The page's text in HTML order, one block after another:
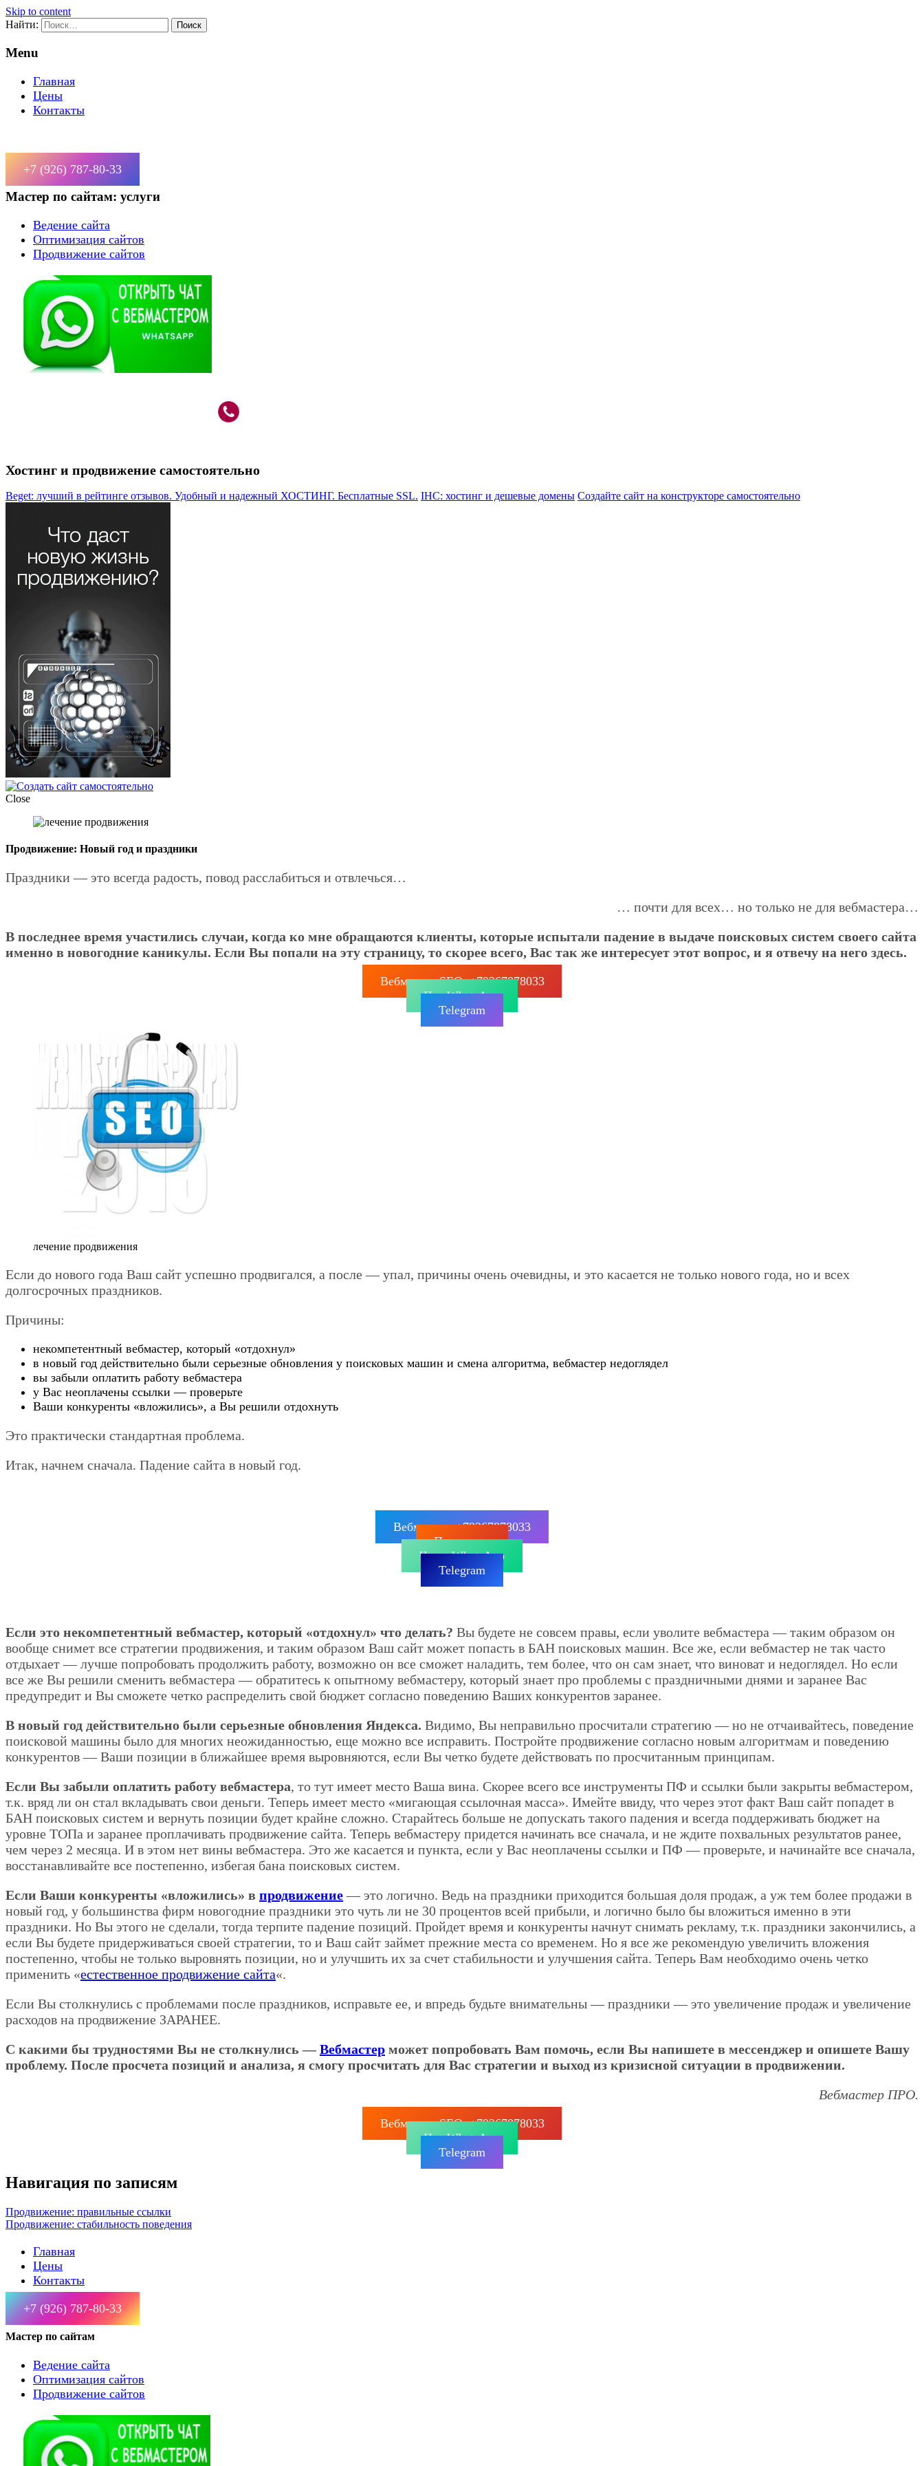
Skip to content
Найти:
Menu
Главная
Цены
Контакты
+7 (926) 787-80-33
Мастер по сайтам: услуги
Ведение сайта
Оптимизация сайтов
Продвижение сайтов
Хостинг и продвижение самостоятельно
Beget: лучший в рейтинге отзывов. Удобный и надежный ХОСТИНГ. Бесплатные SSL. IHC: хостинг и дешевые домены Создайте сайт на конструкторе самостоятельно
Close
Продвижение: Новый год и праздники
Праздники — это всегда радость, повод расслабиться и отвлечься…
… почти для всех… но только не для вебмастера…
В последнее время участились случаи, когда ко мне обращаются клиенты, которые испытали падение в выдаче поисковых систем своего сайта
именно в новогодние каникулы. Если Вы попали на эту страницу, то скорее всего, Вас так же интересует этот вопрос, и я отвечу на него здесь.
Вебмастер SEO: +79267878033
Чат WhatsApp
Telegram
лечение продвижения
Если до нового года Ваш сайт успешно продвигался, а после — упал, причины очень очевидны, и это касается не только нового года, но и всех
долгосрочных праздников.
Причины:
некомпетентный вебмастер, который «отдохнул»
в новый год действительно были серьезные обновления у поисковых машин и смена алгоритма, вебмастер недоглядел
вы забыли оплатить работу вебмастера
у Вас неоплачены ссылки — проверьте
Ваши конкуренты «вложились», а Вы решили отдохнуть
Это практически стандартная проблема.
Итак, начнем сначала. Падение сайта в новый год.
Вебмастер: +79267878033
Позвонить
Чат в WhatsApp
Telegram
Если это некомпетентный вебмастер, который «отдохнул» что делать? Вы будете не совсем правы, если уволите вебмастера — таким образом он
вообще снимет все стратегии продвижения, и таким образом Ваш сайт может попасть в БАН поисковых машин. Все же, если вебмастер не так часто
отдыхает — лучше попробовать продолжить работу, возможно он все сможет наладить, тем более, что он сам знает, что виноват и недоглядел. Но если
все же Вы решили сменить вебмастера — обратитесь к опытному вебмастеру, который знает про проблемы с праздничными днями и заранее Вас
предупредит и Вы сможете четко распределить свой бюджет согласно поведению Ваших конкурентов заранее.
В новый год действительно были серьезные обновления Яндекса. Видимо, Вы неправильно просчитали стратегию — но не отчаивайтесь, поведение
поисковой машины было для многих неожиданностью, еще можно все исправить. Постройте продвижение согласно новым алгоритмам и поведению
конкурентов — Ваши позиции в ближайшее время выровняются, если Вы четко будете действовать по просчитанным принципам.
Если Вы забыли оплатить работу вебмастера, то тут имеет место Ваша вина. Скорее всего все инструменты ПФ и ссылки были закрыты вебмастером,
т.к. вряд ли он стал вкладывать свои деньги. Теперь имеет место «мигающая ссылочная масса». Имейте ввиду, что через этот факт Ваш сайт попадет в
БАН поисковых систем и вернуть позиции будет крайне сложно. Старайтесь больше не допускать такого падения и всегда поддерживать бюджет на
уровне ТОПа и заранее проплачивать продвижение сайта. Теперь вебмастеру придется начинать все сначала, и не ждите похвальных результатов ранее,
чем через 2 месяца. И в этом нет вины вебмастера. Это же касается и пункта, если у Вас неоплачены ссылки и ПФ — проверьте, и начинайте все сначала,
восстанавливайте все постепенно, избегая бана поисковых систем.
Если Ваши конкуренты «вложились» в продвижение— это логично. Ведь на праздники приходится большая доля продаж, а уж тем более продажи в
новый год, у большинства фирм новогодние праздники это чуть ли не 30 процентов всей прибыли, и логично было бы вложиться именно в эти
праздники. Но Вы этого не сделали, тогда терпите падение позиций. Пройдет время и конкуренты начнут снимать рекламу, т.к. праздники закончились, а
если Вы будете придерживаться своей стратегии, то и Ваш сайт займет прежние места со временем. Но я все же рекомендую увеличить вложения
постепенно, чтобы не только выровнять позиции, но и улучшить их за счет стабильности и улучшения сайта. Теперь Вам необходимо очень четко
применить «естественное продвижение сайта«.
Если Вы столкнулись с проблемами после праздников, исправьте ее, и впредь будьте внимательны — праздники — это увеличение продаж и увеличение
расходов на продвижение ЗАРАНЕЕ.
С какими бы трудностями Вы не столкнулись —Вебмастер может попробовать Вам помочь, если Вы напишете в мессенджер и опишете Вашу
проблему. После просчета позиций и анализа, я смогу просчитать для Вас стратегии и выход из кризисной ситуации в продвижении.
Вебмастер ПРО.
Вебмастер SEO: +79267878033
Чат WhatsApp
Telegram
Навигация по записям
Продвижение: правильные ссылки
Продвижение: стабильность поведения
Главная
Цены
Контакты
+7 (926) 787-80-33
Мастер по сайтам
Ведение сайта
Оптимизация сайтов
Продвижение сайтов